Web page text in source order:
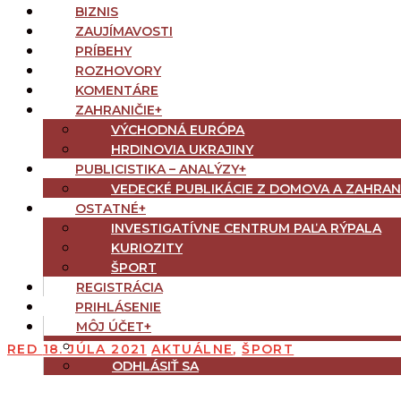
BIZNIS
ZAUJÍMAVOSTI
PRÍBEHY
ROZHOVORY
KOMENTÁRE
ZAHRANIČIE+
VÝCHODNÁ EURÓPA
HRDINOVIA UKRAJINY
PUBLICISTIKA – ANALÝZY+
VEDECKÉ PUBLIKÁCIE Z DOMOVA A
OSTATNÉ+
INVESTIGATÍVNE CENTRUM PAĽA RÝPALA
KURIOZITY
ŠPORT
REGISTRÁCIA
PRIHLÁSENIE
MÔJ ÚČET+
OBNOVENIE HESLA
ODHLÁSIŤ SA
RED 18. JÚLA 2021 AKTUÁLNE,ŠPORT